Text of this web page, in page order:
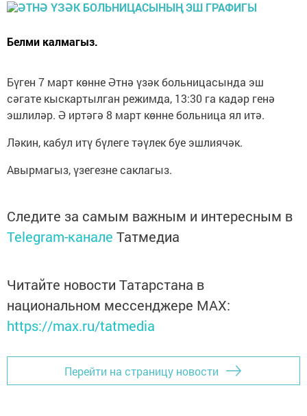
Белми калмагыз.
Бүген 7 март көнне Әтнә үзәк больницасында эш
сәгате кыскартылган режимда, 13:30 га кадәр генә
эшлиләр. Ә иртәгә 8 март көнне больница ял итә.
Ләкин, кабул итү бүлеге тәүлек буе эшлиячәк.
Авырмагыз, үзегезне саклагыз.
Следите за самым важным и интересным в
Telegram-канале Татмедиа
Читайте новости Татарстана в
национальном мессенджере MАХ:
https://max.ru/tatmedia
Перейти на страницу новости